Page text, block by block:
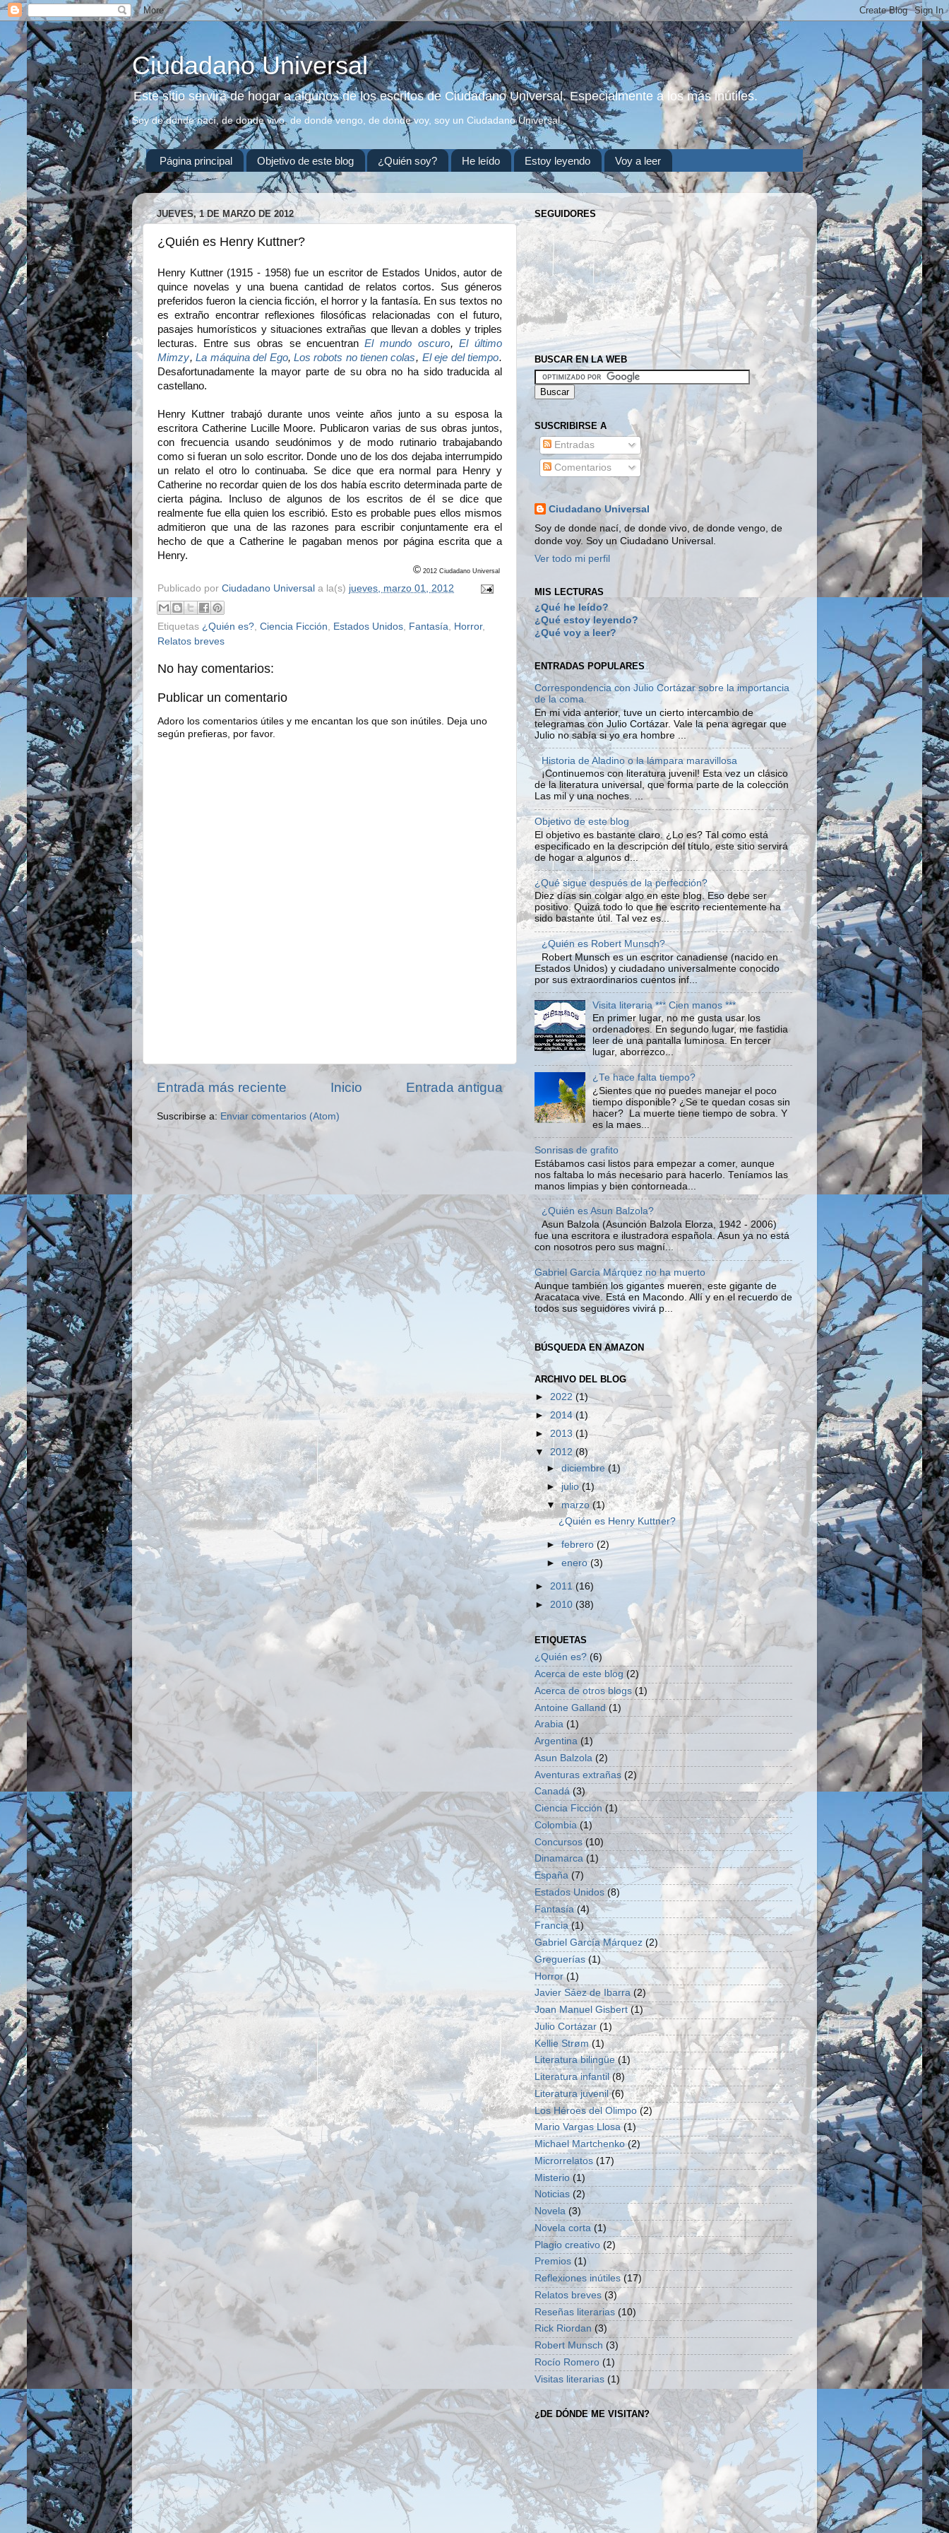
Ciudadano Universal
Este sitio servirá de hogar a algunos de los escritos de Ciudadano Universal. Especialmente a los más inútiles.
Soy de donde nací, de donde vivo, de donde vengo, de donde voy, soy un Ciudadano Universal.
Página principal Objetivo de este blog ¿Quién soy? He leído Estoy leyendo Voy a leer
JUEVES, 1 DE MARZO DE 2012
¿Quién es Henry Kuttner?
Henry Kuttner (1915 - 1958) fue un escritor de Estados Unidos, autor de
quince novelas y una buena cantidad de relatos cortos. Sus géneros
preferidos fueron la ciencia ficción, el horror y la fantasía. En sus textos no
es extraño encontrar reflexiones filosóficas relacionadas con el futuro,
pasajes humorísticos y situaciones extrañas que llevan a dobles y triples
lecturas. Entre sus obras se encuentranEl mundo oscuro,El último
Mimzy, La máquina del Ego,Los robots no tienen colas,El eje del tiempo.
Desafortunadamente la mayor parte de su obra no ha sido traducida al
castellano.
Henry Kuttner trabajó durante unos veinte años junto a su esposa la
escritora Catherine Lucille Moore. Publicaron varias de sus obras juntos,
con frecuencia usando seudónimos y de modo rutinario trabajabando
como si fueran un solo escritor. Donde uno de los dos dejaba interrumpido
un relato el otro lo continuaba. Se dice que era normal para Henry y
Catherine no recordar quien de los dos había escrito determinada parte de
cierta página. Incluso de algunos de los escritos de él se dice que
realmente fue ella quien los escribió. Esto es probable pues ellos mismos
admitieron que una de las razones para escribir conjuntamente era el
hecho de que a Catherine le pagaban menos por página escrita que a
Henry.
© 2012 Ciudadano Universal
Publicado por Ciudadano Universal a la(s) jueves, marzo 01, 2012
Etiquetas ¿Quién es?, Ciencia Ficción, Estados Unidos, Fantasía, Horror,
Relatos breves
No hay comentarios:
Publicar un comentario
Adoro los comentarios útiles y me encantan los que son inútiles. Deja uno
según prefieras, por favor.
Entrada más reciente Entrada antigua
Inicio
Suscribirse a: Enviar comentarios (Atom)
SEGUIDORES
BUSCAR EN LA WEB
SUSCRIBIRSE A
Entradas
Comentarios
Ciudadano Universal
Soy de donde nací, de donde vivo, de donde vengo, de
donde voy. Soy un Ciudadano Universal.
Ver todo mi perfil
MIS LECTURAS
¿Qué he leído?
¿Qué estoy leyendo?
¿Qué voy a leer?
ENTRADAS POPULARES
Correspondencia con Julio Cortázar sobre la importancia
de la coma.
En mi vida anterior, tuve un cierto intercambio de
telegramas con Julio Cortázar. Vale la pena agregar que
Julio no sabía si yo era hombre ...
Historia de Aladino o la lámpara maravillosa
¡Continuemos con literatura juvenil! Esta vez un clásico
de la literatura universal, que forma parte de la colección
Las mil y una noches. ...
Objetivo de este blog
El objetivo es bastante claro. ¿Lo es? Tal como está
especificado en la descripción del título, este sitio servirá
de hogar a algunos d...
¿Qué sigue después de la perfección?
Diez días sin colgar algo en este blog. Eso debe ser
positivo. Quizá todo lo que he escrito recientemente ha
sido bastante útil. Tal vez es...
¿Quién es Robert Munsch?
Robert Munsch es un escritor canadiense (nacido en
Estados Unidos) y ciudadano universalmente conocido
por sus extraordinarios cuentos inf...
Visita literaria *** Cien manos ***
En primer lugar, no me gusta usar los
ordenadores. En segundo lugar, me fastidia
leer de una pantalla luminosa. En tercer
lugar, aborrezco...
¿Te hace falta tiempo?
¿Sientes que no puedes manejar el poco
tiempo disponible? ¿Se te quedan cosas sin
hacer? La muerte tiene tiempo de sobra. Y
es la maes...
Sonrisas de grafito
Estábamos casi listos para empezar a comer, aunque
nos faltaba lo más necesario para hacerlo. Teníamos las
manos limpias y bien contorneada...
¿Quién es Asun Balzola?
Asun Balzola (Asunción Balzola Elorza, 1942 - 2006)
fue una escritora e ilustradora española. Asun ya no está
con nosotros pero sus magní...
Gabriel García Márquez no ha muerto
Aunque también los gigantes mueren, este gigante de
Aracataca vive. Está en Macondo. Allí y en el recuerdo de
todos sus seguidores vivirá p...
BÚSQUEDA EN AMAZON
ARCHIVO DEL BLOG
► 2022 (1)
►2014(1)
►2013 (1)
▼ 2012(8)
►diciembre(1)
►julio(1)
▼marzo(1)
¿Quién es Henry Kuttner?
►febrero(2)
►enero(3)
► 2011 (16)
► 2010 (38)
ETIQUETAS
¿Quién es? (6)
Acerca de este blog (2)
Acerca de otros blogs (1)
Antoine Galland (1)
Arabia (1)
Argentina (1)
Asun Balzola (2)
Aventuras extrañas (2)
Canadá (3)
Ciencia Ficción (1)
Colombia (1)
Concursos (10)
Dinamarca (1)
España (7)
Estados Unidos (8)
Fantasía (4)
Francia (1)
Gabriel García Márquez (2)
Greguerías (1)
Horror (1)
Javier Sáez de Ibarra (2)
Joan Manuel Gisbert (1)
Julio Cortázar (1)
Kellie Strøm (1)
Literatura bilingüe (1)
Literatura infantil (8)
Literatura juvenil (6)
Los Héroes del Olimpo (2)
Mario Vargas Llosa (1)
Michael Martchenko (2)
Microrrelatos (17)
Misterio (1)
Noticias (2)
Novela (3)
Novela corta (1)
Plagio creativo (2)
Premios (1)
Reflexiones inútiles (17)
Relatos breves (3)
Reseñas literarias (10)
Rick Riordan (3)
Robert Munsch (3)
Rocío Romero (1)
Visitas literarias (1)
¿DE DÓNDE ME VISITAN?